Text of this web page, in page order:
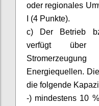
oder regionales
I (4 Punkte).
c) Der Betrieb
verfügt über
Energiequellen.
die folgende
-) mindestens 10